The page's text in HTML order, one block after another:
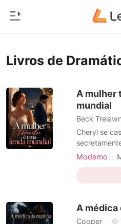
Histórico
Sair
Baixar App
Início
Moderno
Lobisomem
Contos
Ranking
Livros de
A mulher
mundial
Beck
Cheryl se
sua carreira
seu marido,
casamento
Moderno
Múltiplas
Segunda
A médica
Cooper